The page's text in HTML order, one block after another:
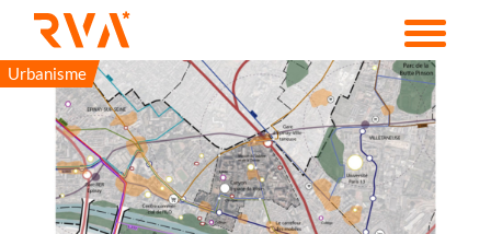
Passer
contenu
Urbanisme